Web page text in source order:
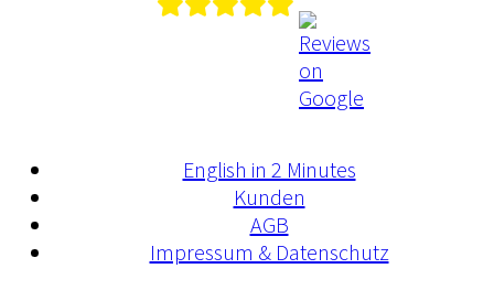
English in 2 Minutes
Kunden
AGB
Impressum & Datenschutz